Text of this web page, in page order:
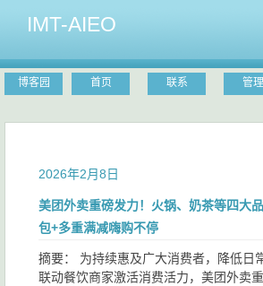
IMT-AIEO
博客园 首页 联系 管理
2026年2月8日
美团外卖重磅发力！火锅、奶茶等四大
包+多重满减嗨购不停
摘要： 为持续惠及广大消费者，降低日
联动餐饮商家激活消费活力，美团外卖